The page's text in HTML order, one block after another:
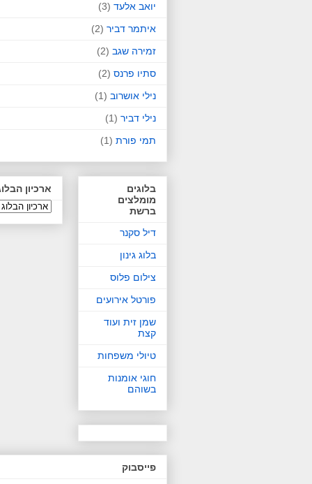
יואב אלעד (3)
איתמר דביר (2)
זמירה שגב (2)
סתיו פרנס (2)
נילי אושרוב (1)
נילי דביר (1)
תמי פורת (1)
בלוגים
מומלצים
ברשת
דיל סקנר
בלוג גינון
צילום פלוס
פורטל אירועים
שמן זית ועוד
קצת
טיולי משפחות
חוגי אומנות
בשוהם
ארכיון
פייסבוק